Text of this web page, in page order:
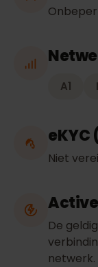
A1
Niet
De
netwerk.